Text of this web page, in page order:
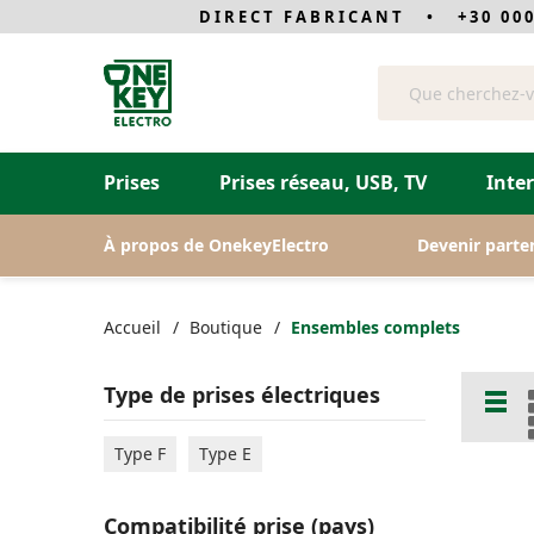
DIRECT FABRICANT • +30 000
Prises Prises réseau, USB, TV
À propos de OnekeyElectro Devenir
Accueil Boutique Ensembles complets
Liste
Type de prises électriques
Type F Type E
Compatibilité prise (pays)